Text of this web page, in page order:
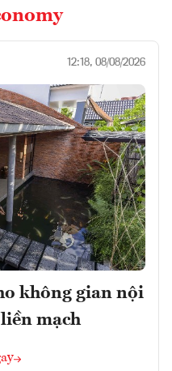
12:18, 08/08/2026
không gian nội
mạch